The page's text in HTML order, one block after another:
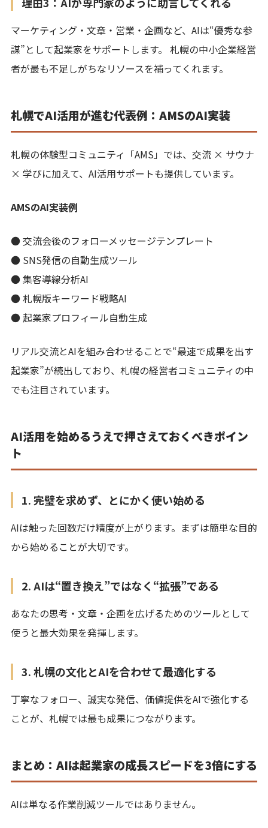
マーケティング・文章・営業・企画など、AIは“優秀な参
謀”として起業家をサポートします。 札幌の中小企業経営
者が最も不足しがちなリソースを補ってくれます。
札幌でAI活用が進む代表例：AMSのAI実装
札幌の体験型コミュニティ「AMS」では、交流 × サウナ
× 学びに加えて、AI活用サポートも提供しています。
AMSのAI実装例
● 交流会後のフォローメッセージテンプレート
● SNS発信の自動生成ツール
● 集客導線分析AI
● 札幌版キーワード戦略AI
● 起業家プロフィール自動生成
リアル交流とAIを組み合わせることで“最速で成果を出す
起業家”が続出しており、札幌の経営者コミュニティの中
でも注目されています。
AI活用を始めるうえで押さえておくべきポイン
ト
1. 完璧を求めず、とにかく使い始める
AIは触った回数だけ精度が上がります。まずは簡単な目的
から始めることが大切です。
2. AIは“置き換え”ではなく“拡張”である
あなたの思考・文章・企画を広げるためのツールとして
使うと最大効果を発揮します。
3. 札幌の文化とAIを合わせて最適化する
丁寧なフォロー、誠実な発信、価値提供をAIで強化する
ことが、札幌では最も成果につながります。
まとめ：AIは起業家の成長スピードを3倍にする
AIは単なる作業削減ツールではありません。